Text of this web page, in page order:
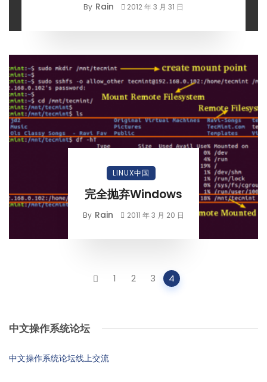
By Rain 2012 年 3 月 31 日
LINUX中国
完全抛弃Windows
By Rain 2011 年 3 月 20 日
1 2 3 4
中文操作系统论坛
中文操作系统论坛线上交流